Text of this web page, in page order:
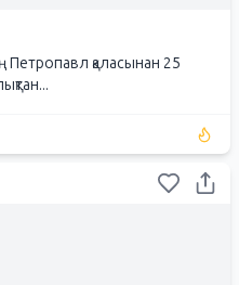
Петропавл қаласынан 25